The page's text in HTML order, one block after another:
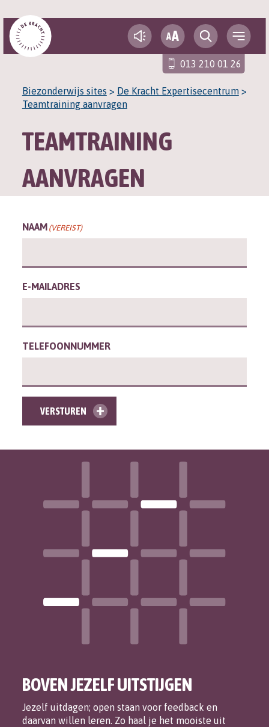
013 210 01 26
AA
Biezonderwijs sites > De Kracht Expertisecentrum>
Teamtraining aanvragen
TEAMTRAINING
AANVRAGEN
NAAM (VEREIST)
E-MAILADRES
TELEFOONNUMMER
VERSTUREN
BOVEN JEZELF UITSTIJGEN
Jezelf uitdagen; open staan voor feedback en
daarvan willen leren. Zo haal je het mooiste uit